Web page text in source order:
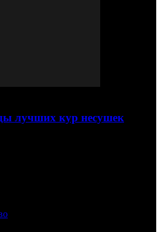
лучших кур несушек